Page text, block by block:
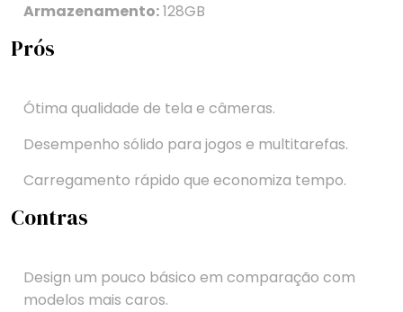
Armazenamento:128GB
Prós
Ótima qualidade de tela e câmeras.
Desempenho sólido para jogos e multitarefas.
Carregamento rápido que economiza tempo.
Contras
Design um pouco básico em comparação com
modelos mais caros.